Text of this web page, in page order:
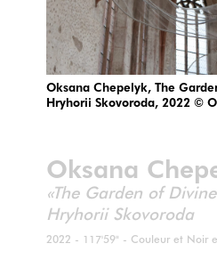
Oksana Chepelyk, The
Hryhorii Skovoroda, 2022 ©
Oksana
«The Garden of
Hryhorii Skovoroda
2022 - 117'59" - Couleur et Noir